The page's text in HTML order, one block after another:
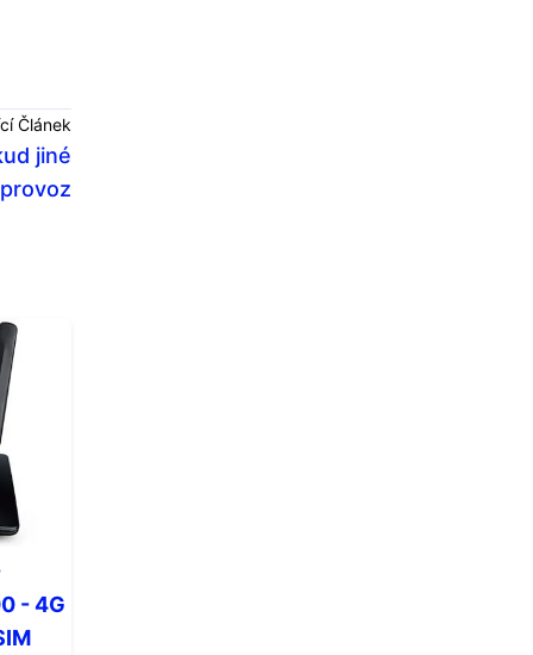
Článek
jiné
- 4G